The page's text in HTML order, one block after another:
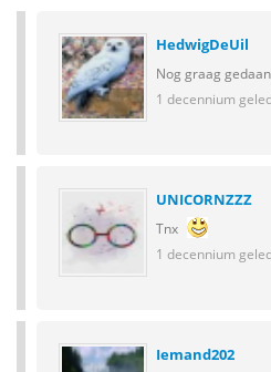
HedwigDeUil
Nog graag
1 decennium
UNICORNZZZ
Tnx
1 decennium
Iemand202